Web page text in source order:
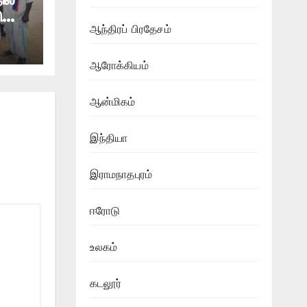
ஆந்திரப் பிரதேசம்
ஆரோக்கியம்
ஆன்மிகம்
இந்தியா
இராமநாதபுரம்
ஈரோடு
உலகம்
கடலூர்